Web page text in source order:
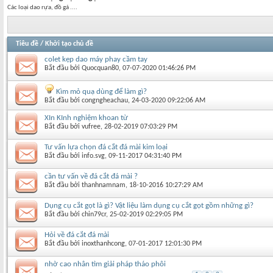
Các loại dao rựa, đồ gá ....
Tiêu đề / Khởi tạo chủ đề
colet kẹp dao máy phay cầm tay
Bắt đầu bởi Quocquan80‎, 07-07-2020 01:46:26 PM
Kìm mỏ quạ dùng để làm gì?
Bắt đầu bởi congngheachau‎, 24-03-2020 09:22:06 AM
XIn KInh nghiệm khoan từ
Bắt đầu bởi vufree‎, 28-02-2019 07:03:29 PM
Tư vấn lựa chọn đá cắt đá mài kim loại
Bắt đầu bởi info.svg‎, 09-11-2017 04:31:40 PM
cần tư vấn về đá cắt đá mài ?
Bắt đầu bởi thanhnamnam‎, 18-10-2016 10:27:29 AM
Dụng cụ cắt gọt là gì? Vật liệu làm dụng cụ cắt gọt gồm những gì?
Bắt đầu bởi chin79cr‎, 25-02-2019 02:29:05 PM
Hỏi về đá cắt đá mài
Bắt đầu bởi inoxthanhcong‎, 07-01-2017 12:01:30 PM
nhờ cao nhân tìm giải pháp tháo phôi